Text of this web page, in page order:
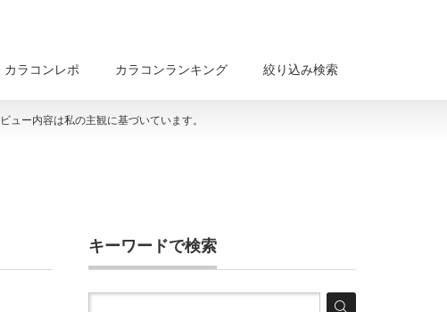
カラコンレポ カラコンランキング 絞り込み検索
ー内容は私の主観に基づいています。
キーワードで検索